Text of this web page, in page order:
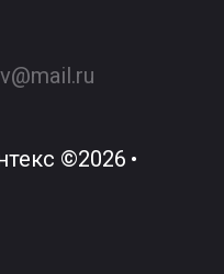
©2026